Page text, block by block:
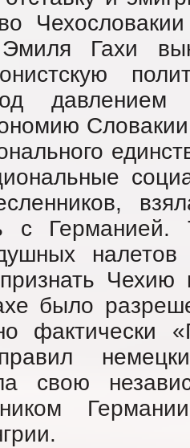
Эмиля Гахи
давлением
с
Чехию
было
фактически
свою